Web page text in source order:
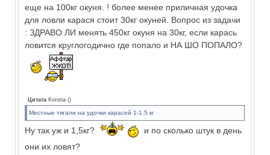
еще на 100кг окуня. ! более менее приличная удочка
для ловли карася стоит 30кг окуней. Вопрос из задачи
: ЗДРАВО ЛИ менять 450кг окуня на 30кг, если карась
ловится круглогодично где попало и НА ШО ПОПАЛО?
Цитата Korotia ()
Местные тягали на удочки карасей 1-1.5 кг
Ну так уж и 1,5кг?
и по сколько штук в день
они их ловят?